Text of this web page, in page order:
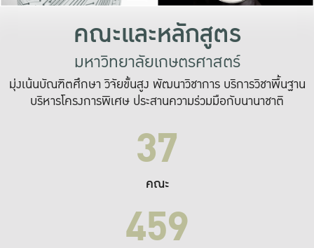
คณะและหลักสูตร
มหาวิทยาลัยเกษตรศาสตร์
มุ่งเน้นบัณฑิตศึกษา วิจัยขั้นสูง พัฒนาวิชาการ บริการวิชาพื้นฐาน
บริหารโครงการพิเศษ ประสานความร่วมมือกับนานาชาติ
37
คณะ
459